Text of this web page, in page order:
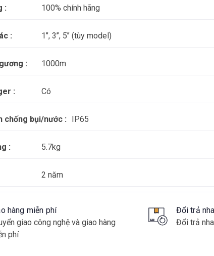
: 100% chính hãng
: 1’’, 3’’, 5’’ (tùy model)
: 1000m
: Có
chống bụi/nước : IP65
: 5.7kg
2 năm
hàng miễn phí
giao công nghệ và giao hàng
phí
Đổi trả
Đổi trả